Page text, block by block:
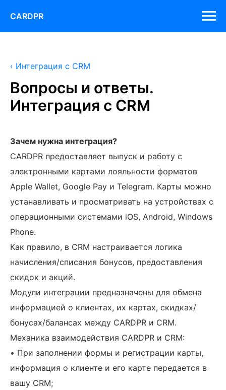
CARDPR
‹ Интеграция с CRM
Вопросы и ответы.
Интеграция с CRM
Зачем нужна интеграция?
CARDPR предоставляет выпуск и работу с
электронными картами лояльности форматов
Apple Wallet, Google Pay и Telegram. Карты можно
устанавливать и просматривать на устройствах с
операционными системами iOS, Android, Windows
Phone.
Как правило, в CRM настраивается логика
начисления/списания бонусов, предоставления
скидок и акций.
Модули интеграции предназначены для обмена
информацией о клиентах, их картах, скидках/
бонусах/балансах между CARDPR и CRM.
Механика взаимодействия CARDPR и CRM:
• При заполнении формы и регистрации карты,
информация о клиенте и его карте передается в
вашу CRM;